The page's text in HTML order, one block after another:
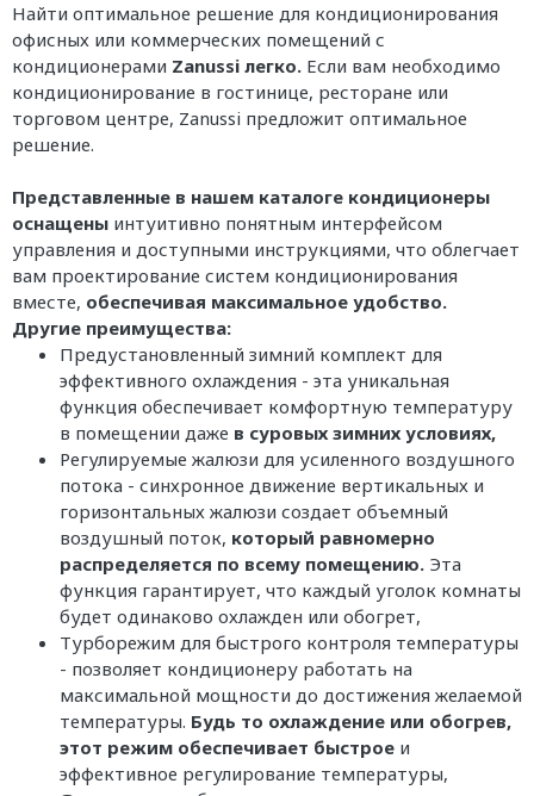
Найти оптимальное решение для кондиционирования
офисных или коммерческих помещений с
кондиционерами Zanussi легко. Если вам необходимо
кондиционирование в гостинице, ресторане или
торговом центре, Zanussi предложит оптимальное
решение.
Представленные в нашем каталоге кондиционеры
оснащены интуитивно понятным интерфейсом
управления и доступными инструкциями, что облегчает
вам проектирование систем кондиционирования
вместе, обеспечивая максимальное удобство.
Другие преимущества:
Предустановленный зимний комплект для
эффективного охлаждения - эта уникальная
функция обеспечивает комфортную температуру
в помещении даже в суровых зимних условиях,
Регулируемые жалюзи для усиленного воздушного
потока - синхронное движение вертикальных и
горизонтальных жалюзи создает объемный
воздушный поток, который равномерно
распределяется по всему помещению. Эта
функция гарантирует, что каждый уголок комнаты
будет одинаково охлажден или обогрет,
Турборежим для быстрого контроля температуры
- позволяет кондиционеру работать на
максимальной мощности до достижения желаемой
температуры. Будь то охлаждение или обогрев,
этот режим обеспечивает быстрое и
эффективное регулирование температуры,